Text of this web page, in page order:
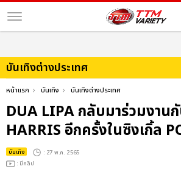
บันเทิงต่างประเทศ
หน้าแรก บันเทิง บันเทิงต่างประเทศ
DUA LIPA กลับมาร่วมงาน
HARRIS อีกครั้งในซิงเกิ้ล
บันเทิง : 27 พ.ค. 2565
: มีคลิป